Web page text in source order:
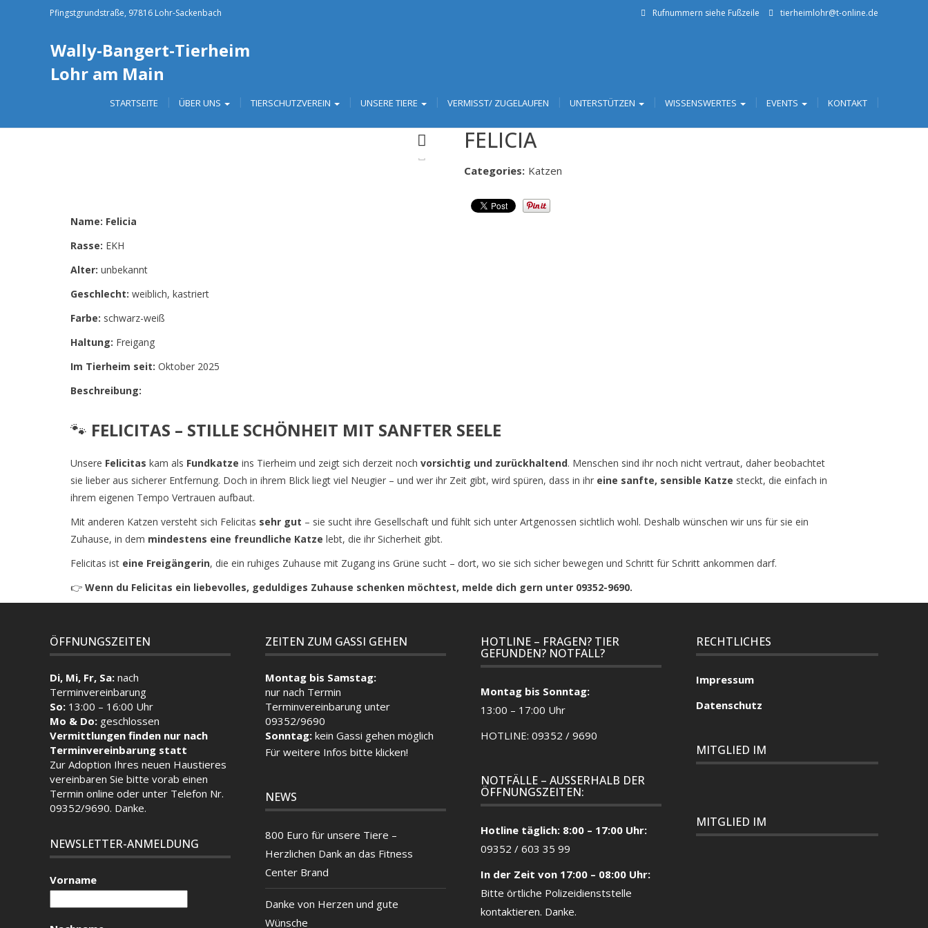
Pfingstgrundstraße, 97816 Lohr-Sackenbach Rufnummern siehe Fußzeile tierheimlohr@t-online.de
Wally-Bangert-Tierheim
Lohr am Main
STARTSEITE ÜBER UNS TIERSCHUTZVEREIN UNSERE TIERE VERMISST/ ZUGELAUFEN UNTERSTÜTZEN WISSENSWERTES EVENTS KONTAKT
Next
FELICIA
Categories: Katzen
Name: Felicia
Rasse: EKH
Alter: unbekannt
Geschlecht: weiblich, kastriert
Farbe: schwarz-weiß
Haltung: Freigang
Im Tierheim seit: Oktober 2025
Beschreibung:
🐾 FELICITAS – STILLE SCHÖNHEIT MIT SANFTER SEELE
Unsere Felicitas kam als Fundkatze ins Tierheim und zeigt sich derzeit noch vorsichtig und zurückhaltend. Menschen sind ihr noch nicht vertraut, daher beobachtet
sie lieber aus sicherer Entfernung. Doch in ihrem Blick liegt viel Neugier – und wer ihr Zeit gibt, wird spüren, dass in ihr eine sanfte, sensible Katze steckt, die einfach in
ihrem eigenen Tempo Vertrauen aufbaut.
Mit anderen Katzen versteht sich Felicitas sehr gut – sie sucht ihre Gesellschaft und fühlt sich unter Artgenossen sichtlich wohl. Deshalb wünschen wir uns für sie ein
Zuhause, in dem mindestens eine freundliche Katze lebt, die ihr Sicherheit gibt.
Felicitas ist eine Freigängerin, die ein ruhiges Zuhause mit Zugang ins Grüne sucht – dort, wo sie sich sicher bewegen und Schritt für Schritt ankommen darf.
👉 Wenn du Felicitas ein liebevolles, geduldiges Zuhause schenken möchtest, melde dich gern unter 09352-9690.
ÖFFNUNGSZEITEN
Di, Mi, Fr, Sa: nach
Terminvereinbarung
So: 13:00 – 16:00 Uhr
Mo & Do: geschlossen
Vermittlungen finden nur nach
Terminvereinbarung statt
Zur Adoption Ihres neuen Haustieres
vereinbaren Sie bitte vorab einen
Termin online oder unter Telefon Nr.
09352/9690. Danke.
NEWSLETTER-ANMELDUNG
Vorname
ZEITEN ZUM GASSI GEHEN
Montag bis Samstag:
nur nach Termin
Terminvereinbarung unter
09352/9690
Sonntag: kein Gassi gehen möglich
Für weitere Infos bitte klicken!
NEWS
800 Euro für unsere Tiere –
Herzlichen Dank an das Fitness
Center Brand
Danke von Herzen und gute
Wünsche
HOTLINE – FRAGEN? TIER
GEFUNDEN? NOTFALL?
Montag bis Sonntag:
13:00 – 17:00 Uhr
HOTLINE: 09352 / 9690
NOTFÄLLE – AUSSERHALB DER
ÖFFNUNGSZEITEN:
Hotline täglich: 8:00 – 17:00 Uhr:
09352 / 603 35 99
In der Zeit von 17:00 – 08:00 Uhr:
Bitte örtliche Polizeidienststelle
kontaktieren. Danke.
RECHTLICHES
Impressum
Datenschutz
MITGLIED IM
MITGLIED IM